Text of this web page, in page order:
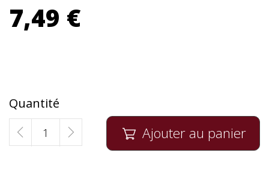
7,49 €
Quantité
 Ajouter au panier